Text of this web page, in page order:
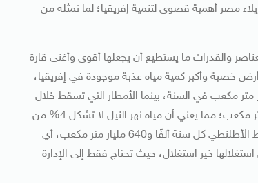
مصر أهمية قصوى لتنمية إفريقيا؛ لما تمثله من
والقدرات ما يستطيع أن يجعلها أقوى وأغنى قارة
خصبة وأكبر كمية مياه عذبة موجودة في إفريقيا،
كل المياه التي تجري في نهر النيل من أوله لآخره تُقدر بـ84 مليار متر مكعب في السنة، بينما الأمطار التي تسقط خلال
عام واحد على منطقة البحيرات العظمى التي تغذي نهر النيل تبلغ ألفًا و670 مليار متر مكعب؛ مما يعني أن مياه نهر النيل لا تشكل 4% من
كمية الأمطار التي تنزل في هذه المنطقة، وكذلك نهر الكونغو الذي يُلقي في المحيط الأطلنطي كل سنة ألفًا و640 مليار متر مكعب، أي
ويمكن استغلالها خير استغلال، حيث تحتاج فقط إلى الإدارة